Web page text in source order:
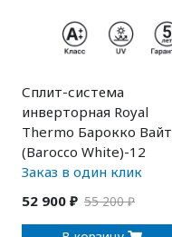
Сплит-система
инверторная Royal
Thermo Барокко Вайт
(Barocco White)-12
Заказ в один клик
52 900 ₽ 55 200 ₽